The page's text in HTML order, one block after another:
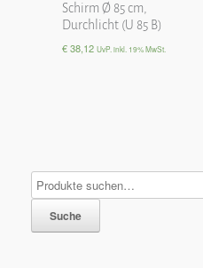
Schirm Ø 85 cm,
Durchlicht (U 85 B)
€38,12 UvP. inkl. 19% MwSt.
Suche